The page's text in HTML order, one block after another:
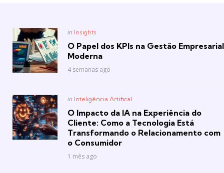
Posted
in Insights
O Papel dos KPIs na Gestão Empresarial
Moderna
4 semanas ago
Posted
in Inteligência Artifical
O Impacto da IA na Experiência do
Cliente: Como a Tecnologia Está
Transformando o Relacionamento com
o Consumidor
1 mês ago